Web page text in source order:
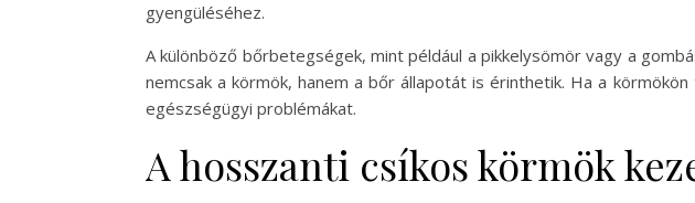
gyengüléséhez.
A különböző bőrbetegségek, mint például a pikkelysömör vagy a
nemcsak a körmök, hanem a bőr állapotát is érinthetik. Ha a
egészségügyi problémákat.
A hosszanti csíkos körmök